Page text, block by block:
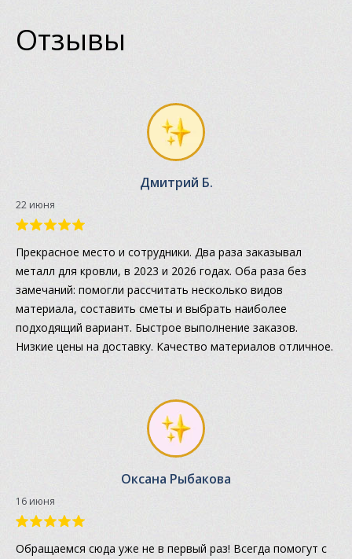
Отзывы
Дмитрий Б.
22 июня
Прекрасное место и сотрудники. Два раза заказывал
металл для кровли, в 2023 и 2026 годах. Оба раза без
замечаний: помогли рассчитать несколько видов
материала, составить сметы и выбрать наиболее
подходящий вариант. Быстрое выполнение заказов.
Низкие цены на доставку. Качество материалов отличное.
Оксана Рыбакова
16 июня
Обращаемся сюда уже не в первый раз! Всегда помогут с